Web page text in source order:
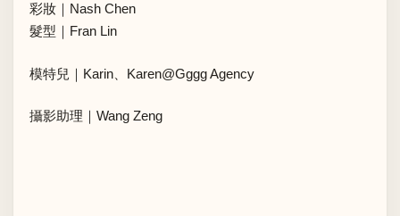
彩妝｜Nash Chen
髮型｜Fran Lin
模特兒｜Karin、Karen@Gggg Agency
攝影助理｜Wang Zeng